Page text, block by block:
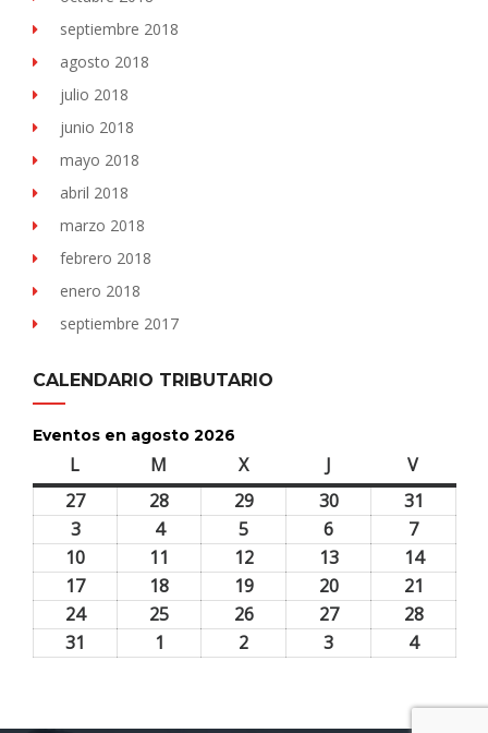
septiembre 2018
agosto 2018
julio 2018
junio 2018
mayo 2018
abril 2018
marzo 2018
febrero 2018
enero 2018
septiembre 2017
CALENDARIO TRIBUTARIO
Eventos en agosto 2026
L M Xmiércoles J Vviernes
2727
28 2929
2026
3030
2026
31
2026
33
agosto,
2026
44
agosto,
2026
5
agosto,
2026
6
agosto,
2026
77
agosto,
2026
10
agosto,
2026
11 1212
agosto,
2026
1313
agosto,
2026
1414
2026
1717
agosto,
18 1919
agosto,
2020
agosto,
21
agosto,
2424
25 2626
2727
2828
31 1 2 3 44